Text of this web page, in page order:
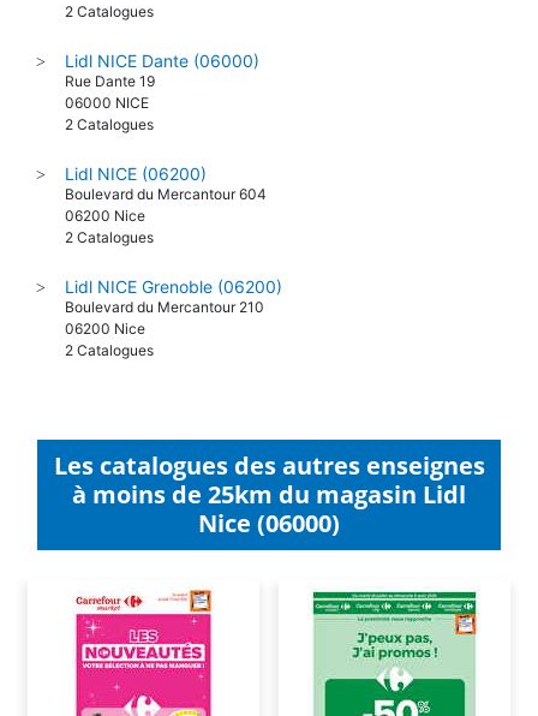
2 Catalogues
> Lidl NICE Dante (06000)
Rue Dante 19
06000 NICE
2 Catalogues
> Lidl NICE (06200)
Boulevard du Mercantour 604
06200 Nice
2 Catalogues
> Lidl NICE Grenoble (06200)
Boulevard du Mercantour 210
06200 Nice
2 Catalogues
Les catalogues des autres enseignes
à moins de 25km du magasin Lidl
Nice (06000)